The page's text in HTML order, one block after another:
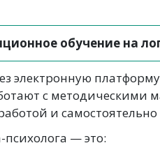
обучение на
электронную
с методическими
и
— это: